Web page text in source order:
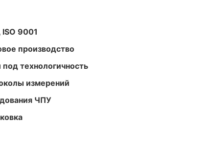
9001
производство
технологичность
измерений
ЧПУ